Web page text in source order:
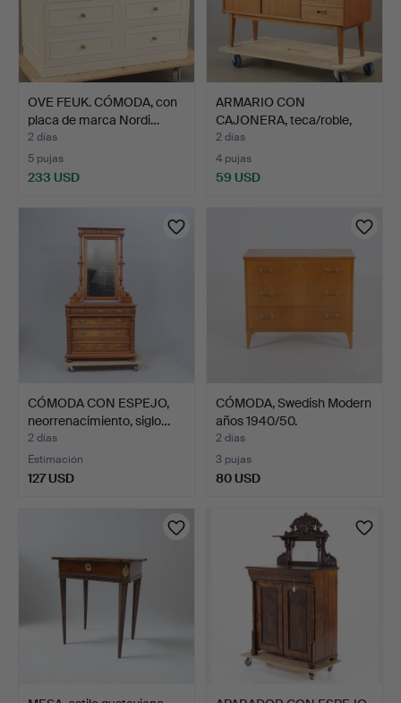
OVE FEUK. CÓMODA, con
placa de marca Nordi…
2 días
5 pujas
233 USD
ARMARIO CON
CAJONERA, teca/roble,
Åsljunga…
2 días
4 pujas
59 USD
CÓMODA CON ESPEJO,
neorrenacimiento, siglo…
2 días
Estimación
127 USD
CÓMODA, Swedish Modern
años 1940/50.
2 días
3 pujas
80 USD